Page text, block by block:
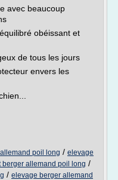
avec beaucoup
obéissant et
de tous les jours
envers les
poil long / elevage
berger allemand poil long /
/ elevage berger allemand